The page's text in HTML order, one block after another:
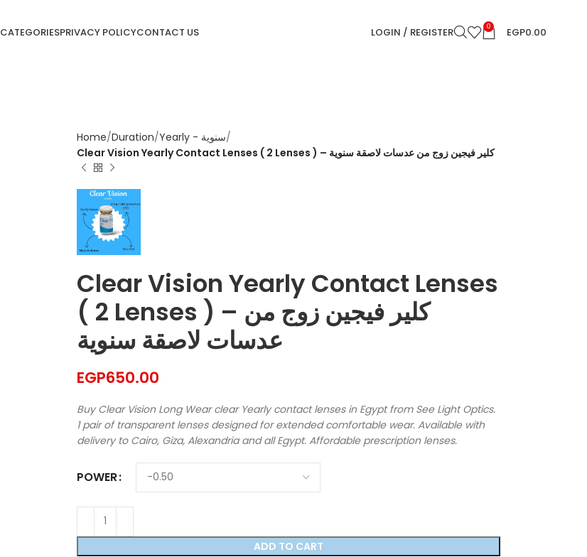
CATEGORIESPRIVACY POLICYCONTACT US LOGIN / REGISTER 0 EGP0.00
Home Duration
Yearly - سنوية
Clear Vision Yearly Contact Lenses ( 2 Lenses ) – كلير فيجين زوج من عدسات لاصقة سنوية
Clear Vision Yearly Contact Lenses
( 2 Lenses ) – كلير فيجين زوج من
عدسات لاصقة سنوية
EGP650.00
Buy Clear Vision Long Wear clear Yearly contact lenses in Egypt from See Light Optics.
1 pair of transparent lenses designed for extended comfortable wear. Available with
delivery to Cairo, Giza, Alexandria and all Egypt. Affordable prescription lenses.
POWER
ADD TO CART